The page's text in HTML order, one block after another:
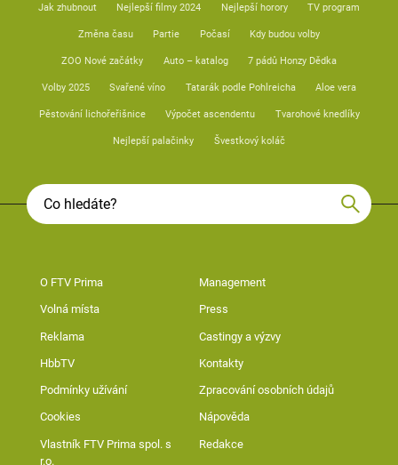
Jak zhubnout Nejlepší filmy 2024 Nejlepší horory TV program
Změna času Partie Počasí Kdy budou volby
ZOO Nové začátky Auto – katalog 7 pádů Honzy Dědka
Volby 2025 Svařené víno Tatarák podle Pohlreicha Aloe vera
Pěstování lichořeřišnice Výpočet ascendentu Tvarohové knedlíky
Nejlepší palačinky Švestkový koláč
O FTV Prima Management
Volná místa Press
Reklama Castingy a výzvy
HbbTV Kontakty
Podmínky užívání Zpracování osobních údajů
Cookies Nápověda
Vlastník FTV Prima spol. s
r.o.
Redakce